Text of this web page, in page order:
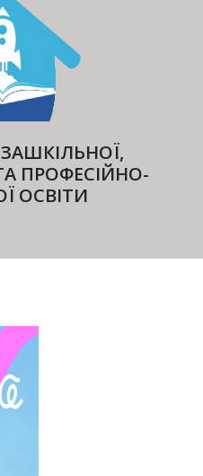
ПРОФЕСІЙНО-
ОСВІТИ